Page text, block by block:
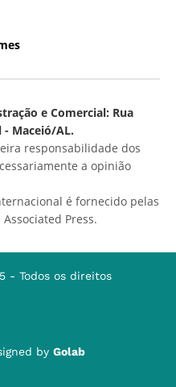
e Comercial: Rua
- Maceió/AL.
responsabilidade dos
a opinião
é fornecido pelas
Press.
- Todos os direitos
by Golab